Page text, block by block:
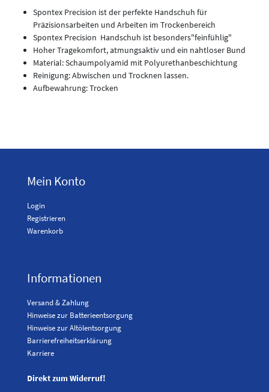
Spontex Precision ist der perfekte Handschuh für
Präzisionsarbeiten und Arbeiten im Trockenbereich
Spontex Precision Handschuh ist besonders"feinfühlig"
Hoher Tragekomfort, atmungsaktiv und ein nahtloser Bund
Material: Schaumpolyamid mit Polyurethanbeschichtung
Reinigung: Abwischen und Trocknen lassen.
Aufbewahrung: Trocken
Mein Konto
Login
Registrieren
Warenkorb
Informationen
Versand & Zahlung
Hinweise zur Batterieentsorgung
Hinweise zur Altölentsorgung
Barrierefreiheitserklärung
Karriere
Direkt zum Widerruf!